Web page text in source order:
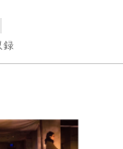
（インスタレーシ
記述すること」を
スタジオ周辺をリ
、架空の街を創出
うとして失敗した
録